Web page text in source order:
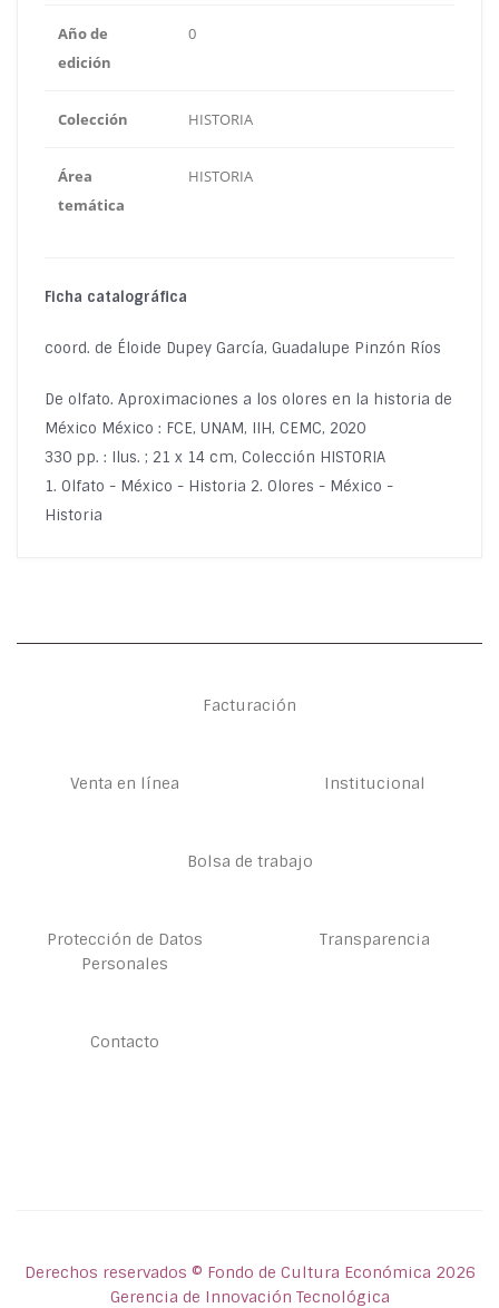
Año de
edición
0
Colección HISTORIA
Área
temática
HISTORIA
Ficha catalográfica
coord. de Éloide Dupey García, Guadalupe Pinzón Ríos
De olfato. Aproximaciones a los olores en la historia de
México México : FCE, UNAM, IIH, CEMC, 2020
330 pp. : Ilus. ; 21 x 14 cm, Colección HISTORIA
1. Olfato - México - Historia 2. Olores - México -
Historia
Facturación
Venta en línea Institucional
Bolsa de trabajo
Protección de Datos
Personales
Transparencia
Contacto
Derechos reservados © Fondo de Cultura Económica 2026
Gerencia de Innovación Tecnológica